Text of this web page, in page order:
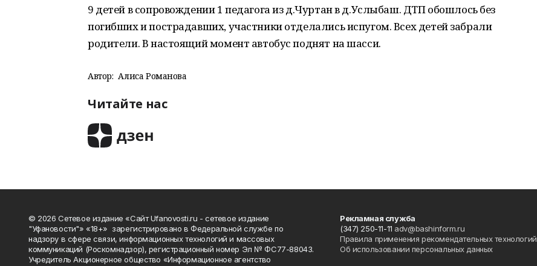
9 детей в сопровождении 1 педагога из д.Чуртан в д.Услыбаш. ДТП обошлось без
погибших и пострадавших, участники отделались испугом. Всех детей забрали
родители. В настоящий момент автобус поднят на шасси.
Автор: Алиса Романова
Читайте нас
© 2026 Сетевое издание «Сайт Ufanovosti.ru - сетевое издание
"Уфановости"» «18+» зарегистрировано в Федеральной службе по
надзору в сфере связи, информационных технологий и массовых
коммуникаций (Роскомнадзор), регистрационный номер Эл № ФС77-88043.
Учредитель Акционерное общество «Информационное агентство
Рекламная служба
(347) 250-11-11 adv@bashinform.ru
Правила применения рекомендательных технологий
Об использовании персональных данных